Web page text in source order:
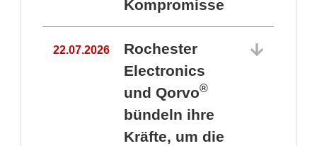
Kompromisse
22.07.2026
Rochester
Electronics
und Qorvo®
bündeln ihre
Kräfte, um die